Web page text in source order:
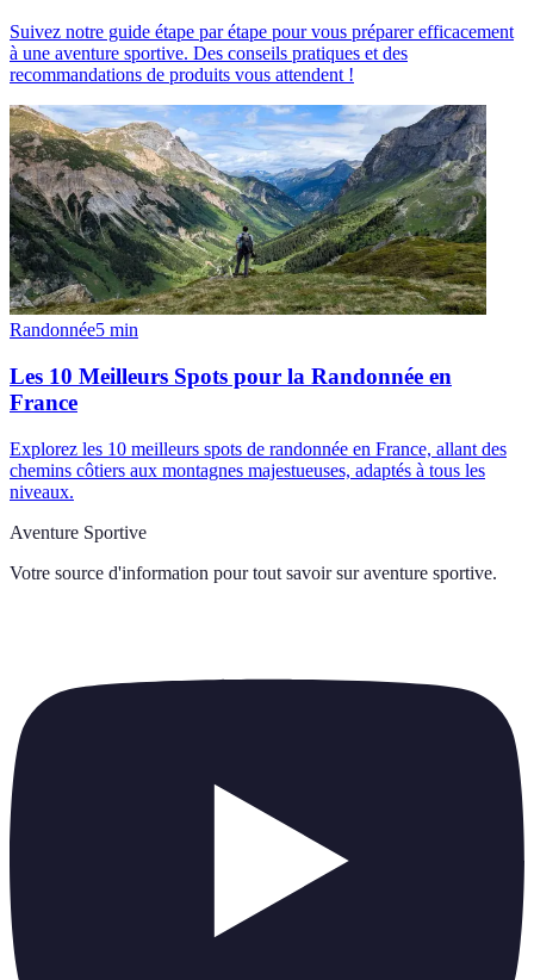
Suivez notre guide étape par étape pour vous préparer efficacement
à une aventure sportive. Des conseils pratiques et des
recommandations de produits vous attendent !
Randonnée5 min
Les 10 Meilleurs Spots pour la Randonnée en
France
Explorez les 10 meilleurs spots de randonnée en France, allant des
chemins côtiers aux montagnes majestueuses, adaptés à tous les
niveaux.
Aventure Sportive
Votre source d'information pour tout savoir sur aventure sportive.